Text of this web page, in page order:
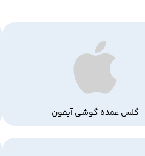
گلس عمده گوشی آیفون